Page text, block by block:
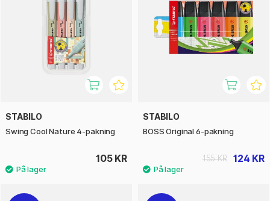
STABILO
Swing Cool Nature 4-pakning
105 KR
STABILO
BOSS Original 6-pakning
124 KR
155 KR